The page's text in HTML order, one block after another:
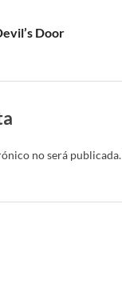
Door
no será publicada.